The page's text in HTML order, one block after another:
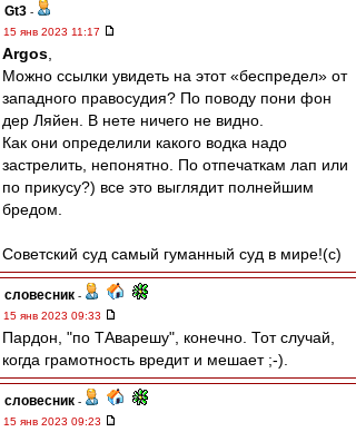
Gt3 -
15 янв 2023 11:17
Argos
Можно ссылки увидеть на этот «беспредел» от
западного правосудия? По поводу пони фон
дер Ляйен. В нете ничего не видно.
Как они определили какого водка надо
застрелить, непонятно. По отпечаткам лап или
по прикусу?) все это выглядит полнейшим
бредом.
Советский суд самый гуманный суд в мире!(с)
словесник -
15 янв 2023 09:33
Пардон, "по ТАварешу", конечно. Тот случай,
когда грамотность вредит и мешает ;-).
словесник -
15 янв 2023 09:23